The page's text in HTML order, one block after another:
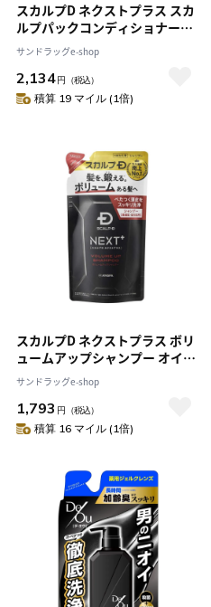
スカルプD ネクストプラス スカ
ルプパックコンディショナー
[すべての肌用] 350g
サンドラッグe-shop
2,134円 （税込）
積算 19 マイル (1倍)
スカルプD ネクストプラス ボリ
ュームアップシャンプー オイリ
ー [普通肌・脂性肌用] つめかえ
用 300mL
サンドラッグe-shop
1,793 円 （税込）
積算 16 マイル (1倍)